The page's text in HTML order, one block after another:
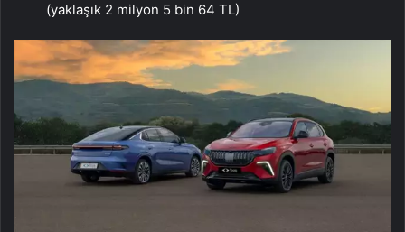
(yaklaşık 2 milyon 5 bin 64 TL)